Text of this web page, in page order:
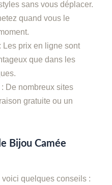
sans vous déplacer.
quand vous le
: Les prix en ligne sont
que dans les
: De nombreux sites
gratuite ou un
Bijou Camée
quelques conseils :